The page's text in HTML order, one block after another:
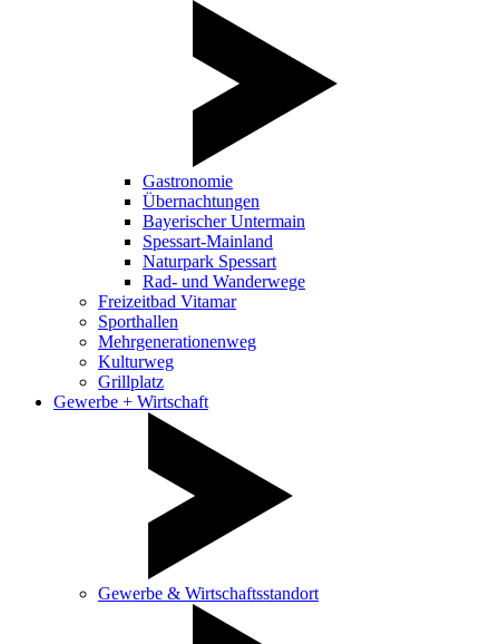
Gastronomie
Übernachtungen
Bayerischer Untermain
Spessart-Mainland
Naturpark Spessart
Rad- und Wanderwege
Freizeitbad Vitamar
Sporthallen
Mehrgenerationenweg
Kulturweg
Grillplatz
Gewerbe + Wirtschaft
Gewerbe & Wirtschaftsstandort